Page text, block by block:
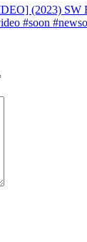
(2023) SW
#soon